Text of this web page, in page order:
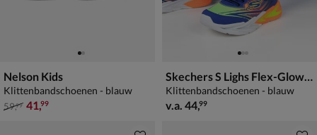
Nelson Kids
Klittenbandschoenen - blauw
van € 59,99 voor € 41,99
59,99 41,99
Skechers S Lighs Flex-Glow Ultra
Klittenbandschoenen - blauw
vanaf € 44,99
v.a. 44,99